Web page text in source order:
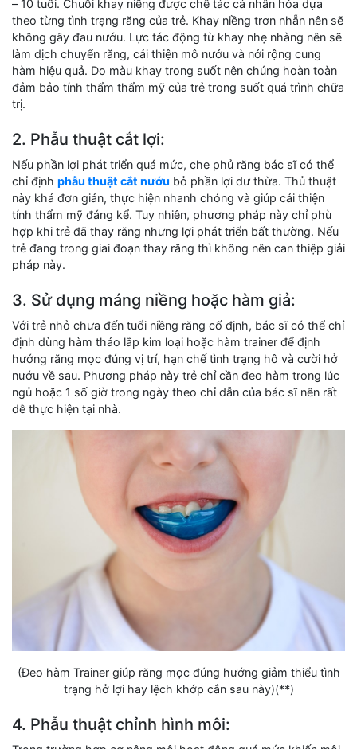
– 10 tuổi. Chuỗi khay niềng được chế tác cá nhân hóa dựa
theo từng tình trạng răng của trẻ. Khay niềng trơn nhẵn nên sẽ
không gây đau nướu. Lực tác động từ khay nhẹ nhàng nên sẽ
làm dịch chuyển răng, cải thiện mô nướu và nới rộng cung
hàm hiệu quả. Do màu khay trong suốt nên chúng hoàn toàn
đảm bảo tính thẩm thẩm mỹ của trẻ trong suốt quá trình chữa
trị.
2. Phẫu thuật cắt lợi:
Nếu phần lợi phát triển quá mức, che phủ răng bác sĩ có thể
chỉ định phẫu thuật cắt nướu bỏ phần lợi dư thừa. Thủ thuật
này khá đơn giản, thực hiện nhanh chóng và giúp cải thiện
tính thẩm mỹ đáng kể. Tuy nhiên, phương pháp này chỉ phù
hợp khi trẻ đã thay răng nhưng lợi phát triển bất thường. Nếu
trẻ đang trong giai đoạn thay răng thì không nên can thiệp giải
pháp này.
3. Sử dụng máng niềng hoặc hàm giả:
Với trẻ nhỏ chưa đến tuổi niềng răng cố định, bác sĩ có thể chỉ
định dùng hàm tháo lắp kim loại hoặc hàm trainer để định
hướng răng mọc đúng vị trí, hạn chế tình trạng hô và cười hở
nướu về sau. Phương pháp này trẻ chỉ cần đeo hàm trong lúc
ngủ hoặc 1 số giờ trong ngày theo chỉ dẫn của bác sĩ nên rất
dễ thực hiện tại nhà.
(Đeo hàm Trainer giúp răng mọc đúng hướng giảm thiểu tình
trạng hở lợi hay lệch khớp cắn sau này)(**)
4. Phẫu thuật chỉnh hình môi: